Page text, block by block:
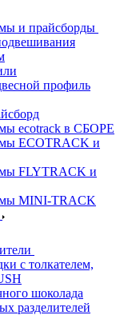
и прайсборды
профиль
ecotrack в СБОРЕ
ECOTRACK и
FLYTRACK и
MINI-TRACK
с толкателем,
шоколада
разделителей